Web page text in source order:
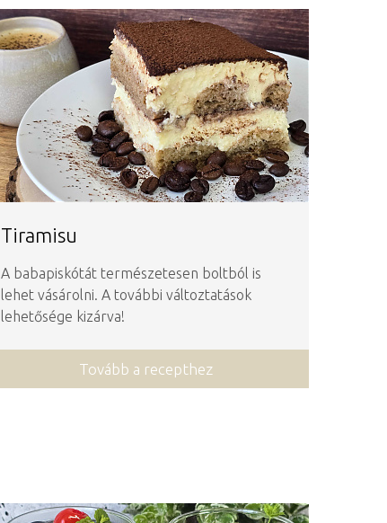
Tiramisu
A babapiskótát természetesen boltból is
lehet vásárolni. A további változtatások
lehetősége kizárva!
Tovább a recepthez